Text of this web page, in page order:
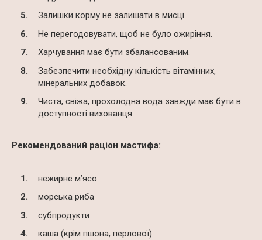
Залишки корму не залишати в мисці.
Не перегодовувати, щоб не було ожиріння.
Харчування має бути збалансованим.
Забезпечити необхідну кількість вітамінних,
мінеральних добавок.
Чиста, свіжа, прохолодна вода завжди має бути в
доступності вихованця.
Рекомендований раціон мастифа:
нежирне м’ясо
морська риба
субпродукти
каша (крім пшона, перлової)